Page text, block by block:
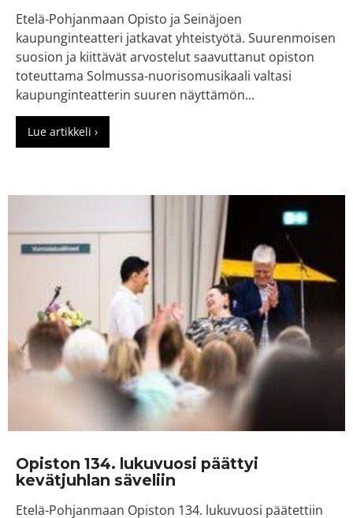
Etelä-Pohjanmaan Opisto ja Seinäjoen
kaupunginteatteri jatkavat yhteistyötä. Suurenmoisen
suosion ja kiittävät arvostelut saavuttanut opiston
toteuttama Solmussa-nuorisomusikaali valtasi
kaupunginteatterin suuren näyttämön...
Lue artikkeli ›
Opiston 134. lukuvuosi päättyi
kevätjuhlan säveliin
Etelä-Pohjanmaan Opiston 134. lukuvuosi päätettiin